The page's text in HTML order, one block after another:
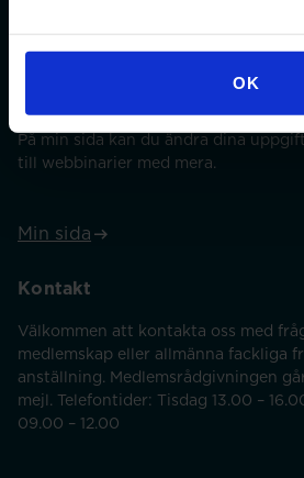
OK
På min sida kan du ändra dina
till webbinarier med mera.
Min sida
Kontakt
Välkommen att kontakta oss med
medlemskap eller allmänna fackliga
anställning. Medlemsrådgivningen
mejl. Telefontider: Tisdag 13.00 –
09.00 – 12.00